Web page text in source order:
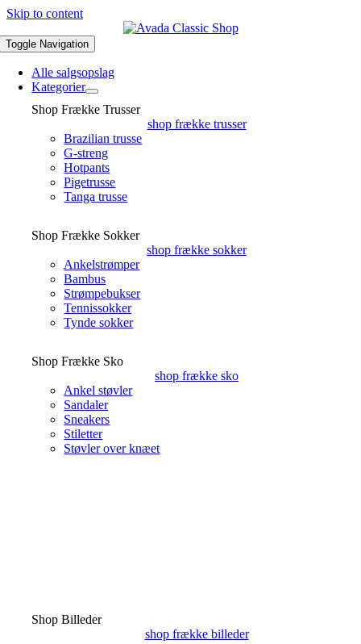
Skip to content
Toggle Navigation
Alle salgsopslag
Kategorier
Shop Frække Trusser
shop frække trusser
Brazilian trusse
G-streng
Hotpants
Pigetrusse
Tanga trusse
Shop Frække Sokker
shop frække sokker
Ankelstrømper
Bambus
Strømpebukser
Tennissokker
Tynde sokker
Shop Frække Sko
shop frække sko
Ankel støvler
Sandaler
Sneakers
Stiletter
Støvler over knæet
Shop Billeder
shop frække billeder